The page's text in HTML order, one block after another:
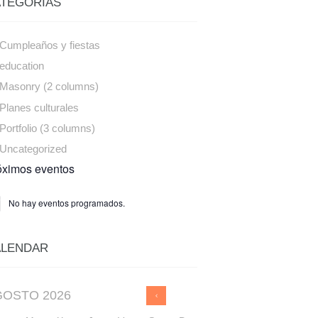
Cumpleaños y fiestas
education
Masonry (2 columns)
Planes culturales
Portfolio (3 columns)
Uncategorized
eventos
No hay eventos programados.
2026